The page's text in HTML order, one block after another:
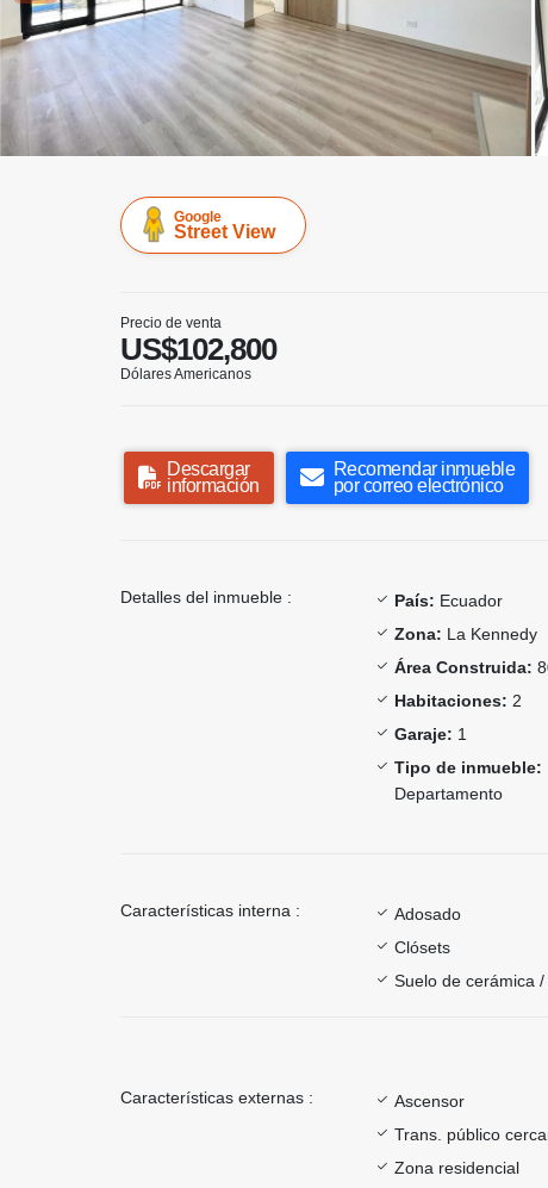
Google
Street View
Precio de venta
US$102,800
Dólares Americanos
Descargar
información
Recomendar inmueble
por correo electrónico
Detalles del inmueble : País: Ecuador
Zona: La Kennedy
Área Construida:
Habitaciones: 2
Garaje: 1
Tipo de inmueble:
Departamento
Características interna : Adosado
Clósets
Suelo de cerámica
Características externas : Ascensor
Trans. público
Zona residencial